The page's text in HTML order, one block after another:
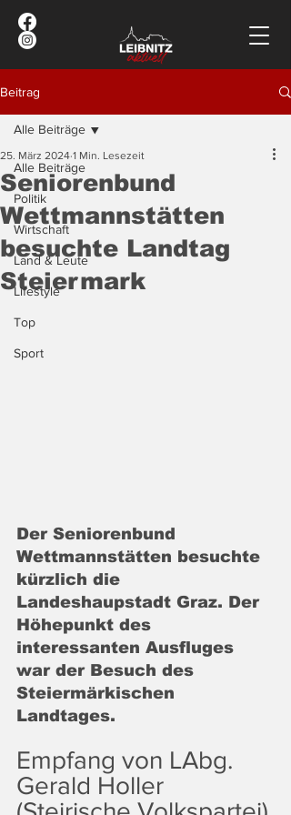
Beitrag
Alle Beiträge
Politik
Wirtschaft
Land & Leute
Lifestyle
Top
Sport
Alle Beiträge
Seniorenbund
Wettmannstätten
besuchte Landtag
Steiermark
25. März 2024 1 Min. Lesezeit
Der Seniorenbund
Wettmannstätten besuchte
kürzlich die
Landeshaupstadt Graz. Der
Höhepunkt des
interessanten Ausfluges
war der Besuch des
Steiermärkischen
Landtages.
Empfang von LAbg.
Gerald Holler